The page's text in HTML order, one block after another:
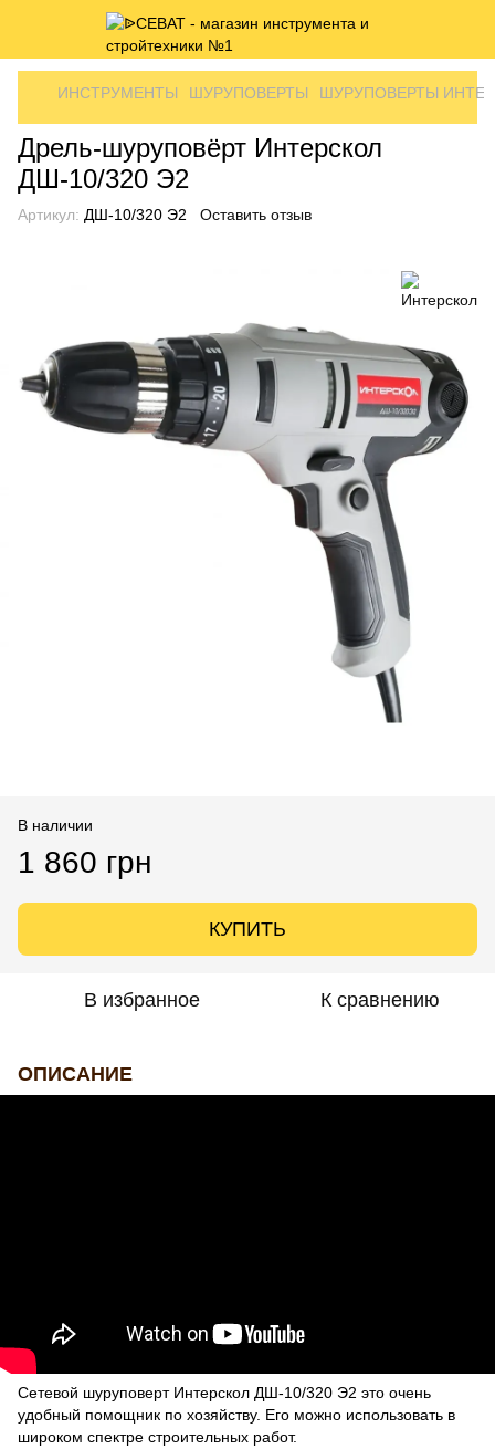
ИНСТРУМЕНТЫ ШУРУПОВЕРТЫ ШУРУПОВЕРТЫ
Дрель-шуруповёрт Интерскол
ДШ-10/320 Э2
Артикул: ДШ-10/320 Э2 Оставить отзыв
В наличии
1 860 грн
КУПИТЬ
В избранное К сравнению
ОПИСАНИЕ
Сетевой шуруповерт Интерскол ДШ-10/320 Э2 это очень
удобный помощник по хозяйству. Его можно использовать в
широком спектре строительных работ.